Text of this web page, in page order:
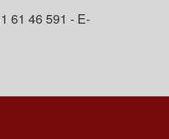
61 46 591 - E-